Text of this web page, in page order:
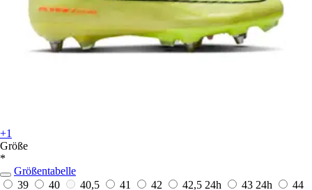
+1
Größe
*
Größentabelle
39
40 40,5 41 42 42,5 24h 43 24h
44